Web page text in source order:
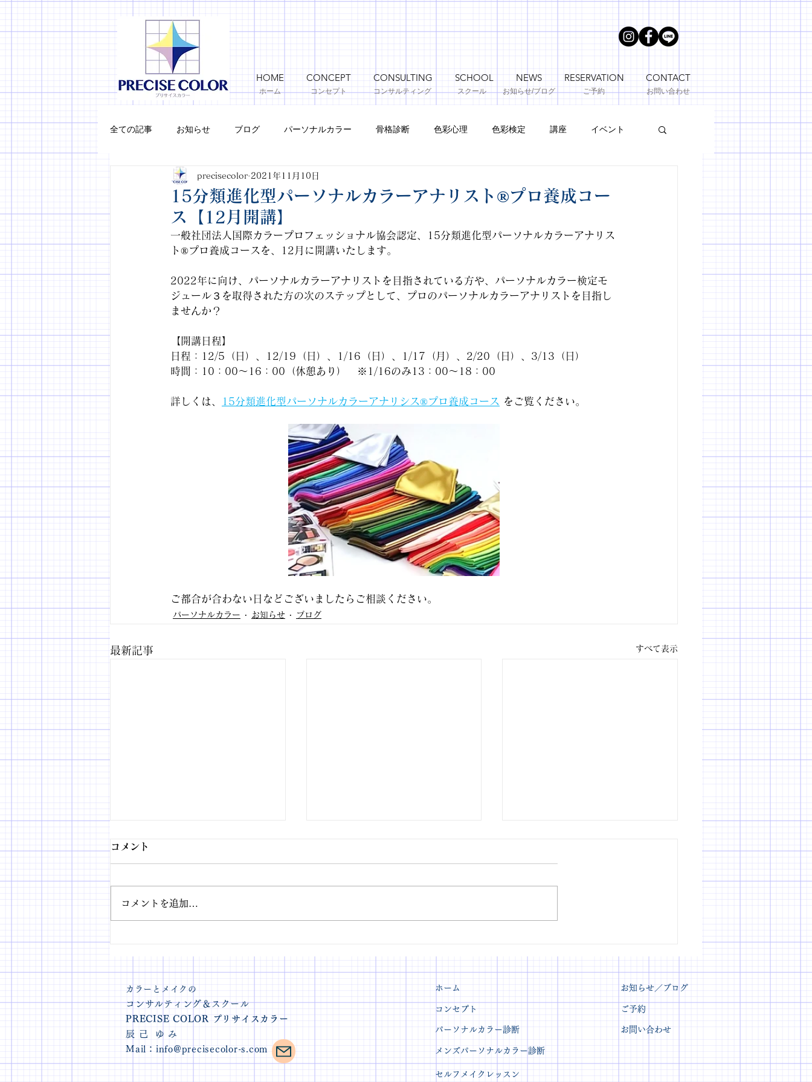
HOME CONCEPT CONSULTING SCHOOL NEWS RESERVATION CONTACT
ホーム コンセプト コンサルティング ​スクール お知らせ​/ブログ ご予約 お問い合わせ
全ての記事 お知らせ ブログ パーソナルカラー 骨格診断 色彩心理 色彩検定 講座 イベント
15分類進化型パーソナルカラーアナリスト®プロ養成コー
ス【12月開講】
precisecolor 2021年11月10日
一般社団法人国際カラープロフェッショナル協会認定、15分類進化型パーソナルカラーアナリス
ト®プロ養成コースを、12月に開講いたします。
2022年に向け、パーソナルカラーアナリストを目指されている方や、パーソナルカラー検定モ
ジュール３を取得された方の次のステップとして、プロのパーソナルカラーアナリストを目指し
ませんか？
【開講日程】
日程：12/5（日）、12/19（日）、1/16（日）、1/17（月）、2/20（日）、3/13（日）
時間：10：00～16：00（休憩あり）　※1/16のみ13：00～18：00
詳しくは、 15分類進化型パーソナルカラーアナリシス®プロ養成コース をご覧ください。
ご都合が合わない日などございましたらご相談ください。
パーソナルカラー お知らせ ブログ
最新記事 すべて表示
講いたしました
コメント
コメントを追加…
カラーとメイクの
コンサルティング＆スクール
PRECISE COLOR プリサイスカラー
辰 己 ゆ み
Mail： info@precisecolor-s.com
ホーム
コンセプト
パーソナルカラー診断
メンズパーソナルカラー診断
お知らせ／ブログ
ご予約
​お問い合わせ
セルフメイクレッスン